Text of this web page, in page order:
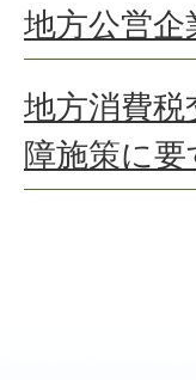
地方公営企
地方消費
障施策に